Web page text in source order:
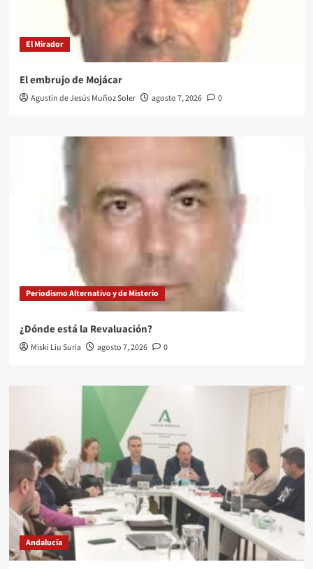
El Mirador
El embrujo de Mojácar
Agustín de Jesús Muñoz Soler agosto 7, 2026 0
Periodismo Alternativo y de Misterio
¿Dónde está la Revaluación?
Miski Liu Suria agosto 7, 2026 0
Andalucía